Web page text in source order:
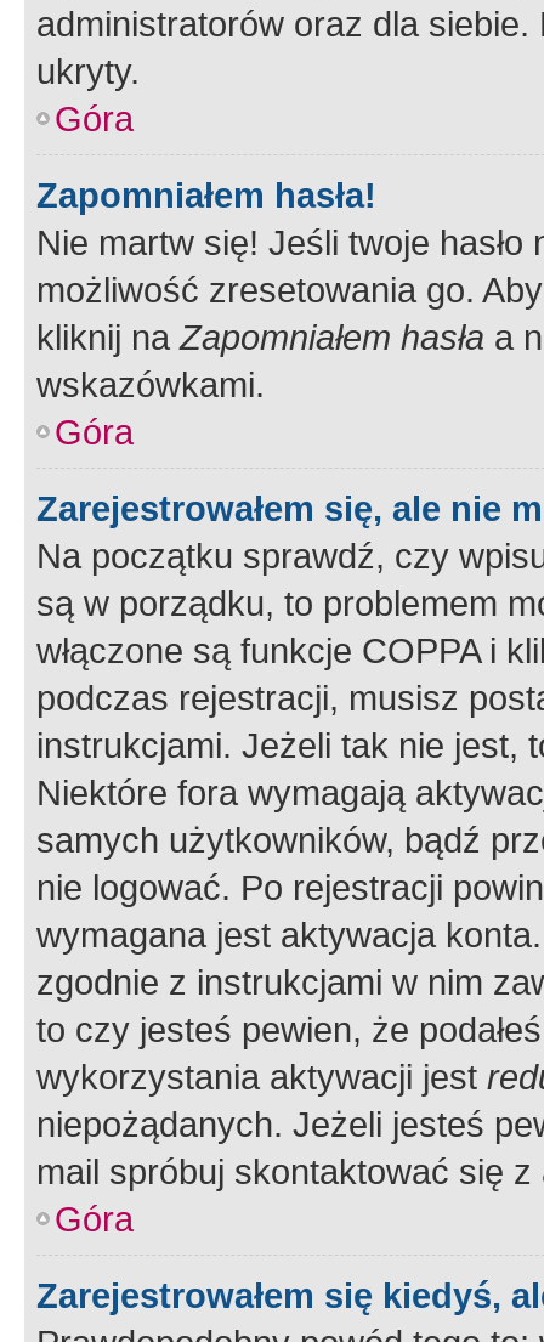
administratorów oraz dla
ukryty.
Góra
Zapomniałem hasła!
Nie martw się! Jeśli twoje
możliwość zresetowania go.
kliknij naZapomniałem hasła a
wskazówkami.
Góra
Zarejestrowałem się, ale nie
Na początku sprawdź, czy
są w porządku, to problemem
włączone są funkcje COPPA i
podczas rejestracji, musisz
instrukcjami. Jeżeli tak nie jest,
Niektóre fora wymagają
samych użytkowników, bądź
nie logować. Po rejestracji
wymagana jest aktywacja
zgodnie z instrukcjami w nim
to czy jesteś pewien, że
wykorzystania aktywacji jest
niepożądanych. Jeżeli jesteś
mail spróbuj skontaktować się
Góra
Zarejestrowałem się kiedyś,